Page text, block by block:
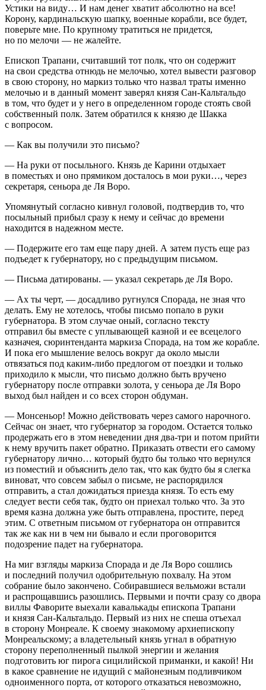
Устики на виду… И нам денег хватит абсолютно на все!
Корону, кардинальскую шапку, военные корабли, все будет,
поверьте мне. По крупному тратиться не придется,
но по мелочи — не жалейте.
Епископ Трапани, считавший тот полк, что он содержит
на свои средства отнюдь не мелочью, хотел вывести разговор
в свою сторону, но маркиз только что назвал траты именно
мелочью и в данный момент заверял князя Сан-Кальтальдо
в том, что будет и у него в определенном городе стоять свой
собственный полк. Затем обратился к князю де Шакка
с вопросом.
— Как вы получили это письмо?
— На руки от посыльного. Князь де Карини отдыхает
в поместьях и оно прямиком досталось в мои руки…, через
секретаря, сеньора де Ля Воро.
Упомянутый согласно кивнул головой, подтвердив то, что
посыльный прибыл сразу к нему и сейчас до времени
находится в надежном месте.
— Подержите его там еще пару дней. А затем пусть еще раз
подъедет к губернатору, но с предыдущим письмом.
— Письма датированы. — указал секретарь де Ля Воро.
— Ах ты черт, — досадливо ругнулся Спорада, не зная что
делать. Ему не хотелось, чтобы письмо попало в руки
губернатора. В этом случае оный, согласно тексту
отправил бы вместе с уплывающей казной и ее всецелого
казначея, сюринтенданта маркиза Спорада, на том же корабле.
И пока его мышление велось вокруг да около мысли
отвязаться под каким-либо предлогом от поездки и только
приходило к мысли, что письмо должно быть вручено
губернатору после отправки золота, у сеньора де Ля Воро
выход был найден и со всех сторон обдуман.
— Монсеньор! Можно действовать через самого нарочного.
Сейчас он знает, что губернатор за городом. Остается только
продержать его в этом неведении дня два-три и потом прийти
к нему вручить пакет обратно. Приказать отвести его самому
губернатору лично… который будто бы только что вернулся
из поместий и объяснить дело так, что как будто бы я слегка
виноват, что совсем забыл о письме, не распорядился
отправить, а стал дожидаться приезда князя. То есть ему
следует вести себя так, будто он приехал только что. За это
время казна должна уже быть отправлена, простите, перед
этим. С ответным письмом от губернатора он отправится
так же как ни в чем ни бывало и если проговорится
подозрение падет на губернатора.
На миг взгляды маркиза Спорада и де Ля Воро сошлись
и последний получил одобрительную похвалу. На этом
собрание было закончено. Собиравшиеся вельможи встали
и распрощавшись разошлись. Первыми и почти сразу со двора
виллы Фаворите выехали кавалькады епископа Трапани
и князя Сан-Кальтальдо. Первый из них не спеша отъехал
в сторону Монреале. К своему знакомому архиепископу
Монреальскому; а владетельный князь угнал в обратную
сторону переполненный пылкой энергии и желания
подготовить юг пирога сицилийской приманки, и какой! Ни
в какое сравнение не идущий с майонезным подливчиком
одноименного порта, от которого отказаться невозможно,